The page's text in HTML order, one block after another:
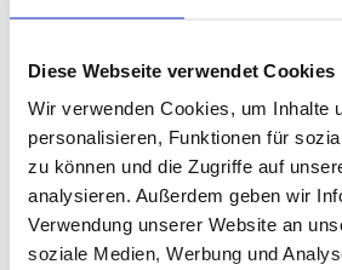
Diese Webseite verwendet Cookies
Wir verwenden Cookies, um Inhalte
personalisieren, Funktionen für
zu können und die Zugriffe auf
analysieren. Außerdem geben wir
Verwendung unserer Website an
soziale Medien, Werbung und
Nicht auf Lager
Print
PRODUKTBESCHREIBUNG